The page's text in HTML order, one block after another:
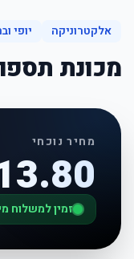
אלקטרוניקה יופי
מכונת
מחיר נוכחי
זמין למשלוח